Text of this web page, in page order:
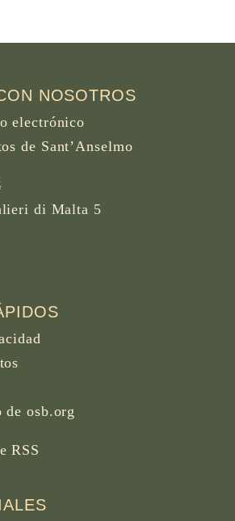
NOSOTROS
electrónico
de Sant’Anselmo
di Malta 5
osb.org
RSS